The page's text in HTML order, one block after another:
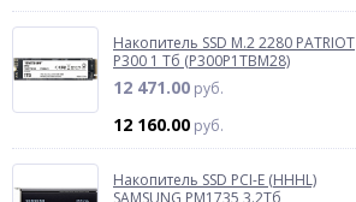
Накопитель SSD M.2 2280 PATRIOT
P300 1 Тб (P300P1TBM28)
12 471.00 руб.
12 160.00 руб.
Накопитель SSD PCI-E (HHHL)
SAMSUNG PM1735 3.2Тб